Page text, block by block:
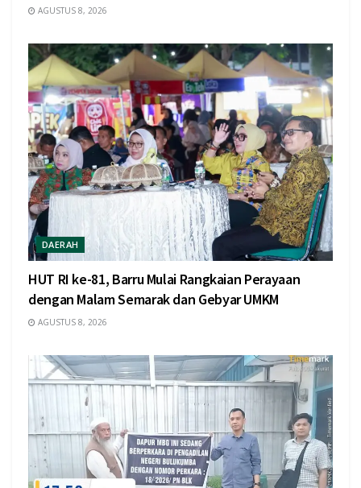
AGUSTUS 8, 2026
DAERAH
HUT RI ke-81, Barru Mulai Rangkaian Perayaan
dengan Malam Semarak dan Gebyar UMKM
AGUSTUS 8, 2026